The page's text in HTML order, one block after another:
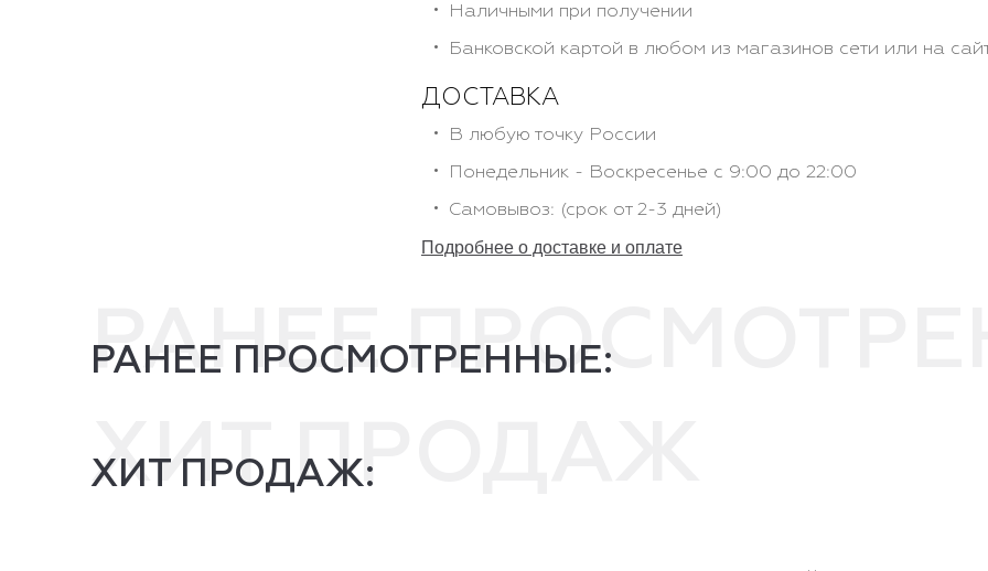
Наличными при получении
Банковской картой в любом из магазинов сети или на
ДОСТАВКА
В любую точку России
Понедельник - Воскресенье с 9:00 до 22:00
Самовывоз: (срок от 2-3 дней)
Подробнее о доставке и оплате
РАНЕЕ
РАНЕЕ ПРОСМОТРЕННЫЕ:
ХИТ ПРОДАЖ
ХИТ ПРОДАЖ: